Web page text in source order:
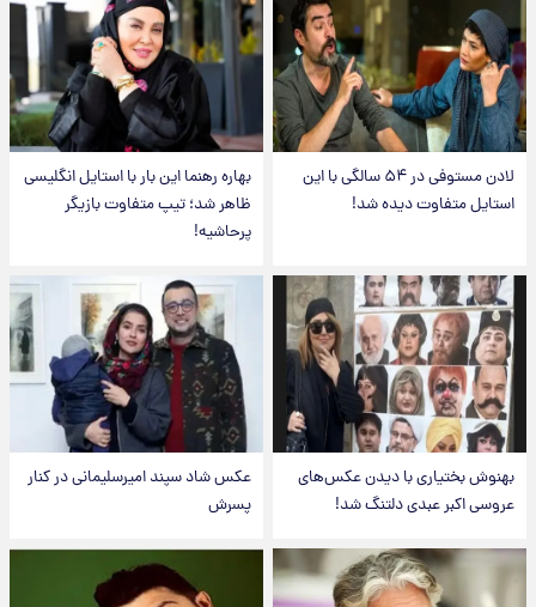
لادن مستوفی در ۵۴ سالگی با این
استایل متفاوت دیده شد!
بهاره رهنما این بار با استایل انگلیسی
ظاهر شد؛ تیپ متفاوت بازیگر
پرحاشیه!
بهنوش بختیاری با دیدن عکس‌های
عروسی اکبر عبدی دلتنگ شد!
عکس شاد سپند امیرسلیمانی در کنار
پسرش